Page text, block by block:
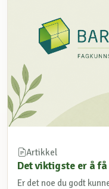
Artikkel
Det viktigste er å
Er det noe du godt